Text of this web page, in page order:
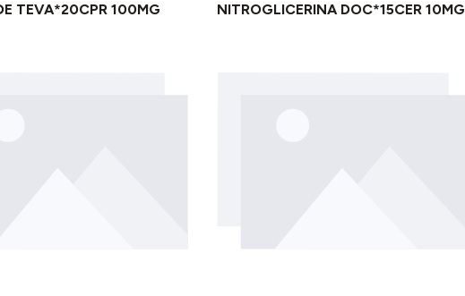
TEVA*20CPR 100MG NITROGLICERINA DOC*15CER 10MG